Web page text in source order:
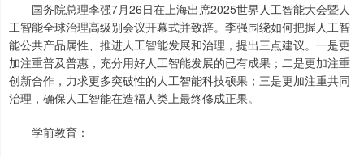
国务院总理李强7月26日在上海出席2025世界人工智能大会暨人
工智能全球治理高级别会议开幕式并致辞。李强围绕如何把握人工智
能公共产品属性、推进人工智能发展和治理，提出三点建议。一是更
加注重普及普惠，充分用好人工智能发展的已有成果；二是更加注重
创新合作，力求更多突破性的人工智能科技硕果；三是更加注重共同
治理，确保人工智能在造福人类上最终修成正果。
学前教育：